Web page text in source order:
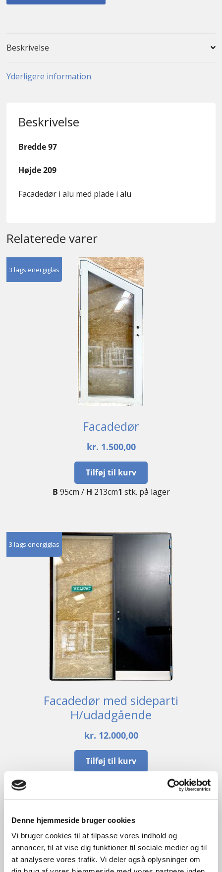
Denne hjemmeside bruger cookies
Vi bruger cookies til at tilpasse vores indhold og
annoncer, til at vise dig funktioner til sociale medier og til
at analysere vores trafik. Vi deler også oplysninger om
Beskrivelse
Yderligere information
Beskrivelse
Bredde 97
Højde 209
Facadedør i alu med plade i alu
Relaterede varer
3 lags energiglas
Facadedør
kr. 1.500,00
Tilføj til kurv
B 95cm / H 213cm1 stk. på lager
3 lags energiglas
Facadedør med sideparti
H/udadgående
kr. 12.000,00
Tilføj til kurv
stk. på lager
GENBRUG